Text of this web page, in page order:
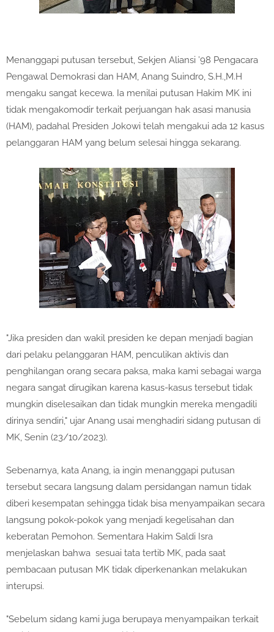
Menanggapi putusan tersebut, Sekjen Aliansi ’98 Pengacara
Pengawal Demokrasi dan HAM, Anang Suindro, S.H.,M.H
mengaku sangat kecewa. Ia menilai putusan Hakim MK ini
tidak mengakomodir terkait perjuangan hak asasi manusia
(HAM), padahal Presiden Jokowi telah mengakui ada 12 kasus
pelanggaran HAM yang belum selesai hingga sekarang.
"Jika presiden dan wakil presiden ke depan menjadi bagian
dari pelaku pelanggaran HAM, penculikan aktivis dan
penghilangan orang secara paksa, maka kami sebagai warga
negara sangat dirugikan karena kasus-kasus tersebut tidak
mungkin diselesaikan dan tidak mungkin mereka mengadili
dirinya sendiri," ujar Anang usai menghadiri sidang putusan di
MK, Senin (23/10/2023).
Sebenarnya, kata Anang, ia ingin menanggapi putusan
tersebut secara langsung dalam persidangan namun tidak
diberi kesempatan sehingga tidak bisa menyampaikan secara
langsung pokok-pokok yang menjadi kegelisahan dan
keberatan Pemohon. Sementara Hakim Saldi Isra
menjelaskan bahwa sesuai tata tertib MK, pada saat
pembacaan putusan MK tidak diperkenankan melakukan
interupsi.
"Sebelum sidang kami juga berupaya menyampaikan terkait